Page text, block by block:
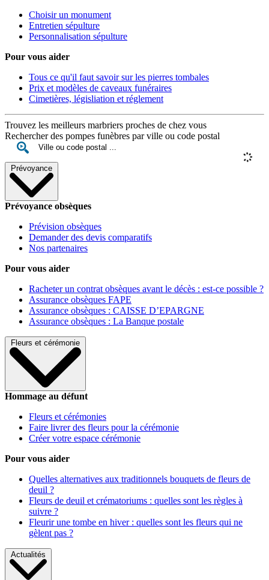
Choisir un monument
Entretien sépulture
Personnalisation sépulture
Pour vous aider
Tous ce qu'il faut savoir sur les pierres tombales
Prix et modèles de caveaux funéraires
Cimetières, législiation et réglement
Trouvez les meilleurs marbriers proches de chez vous
Rechercher des pompes funèbres par ville ou code postal
Prévoyance
Prévoyance obsèques
Prévision obsèques
Demander des devis comparatifs
Nos partenaires
Pour vous aider
Racheter un contrat obsèques avant le décès : est-ce possible ?
Assurance obsèques FAPE
Assurance obsèques : CAISSE D’EPARGNE
Assurance obsèques : La Banque postale
Fleurs et cérémonie
Hommage au défunt
Fleurs et cérémonies
Faire livrer des fleurs pour la cérémonie
Créer votre espace cérémonie
Pour vous aider
Quelles alternatives aux traditionnels bouquets de fleurs de
deuil ?
Fleurs de deuil et crématoriums : quelles sont les règles à
suivre ?
Fleurir une tombe en hiver : quelles sont les fleurs qui ne
gèlent pas ?
Actualités